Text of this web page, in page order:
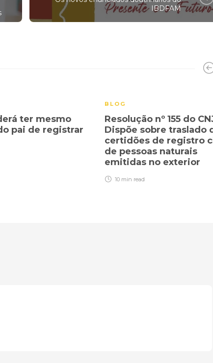
IBDFAM
ter mesmo
pai de registrar
BLOG
Resolução nº 155 do
Dispõe sobre traslado
certidões de registro
de pessoas naturais
emitidas no exterior
10 min read